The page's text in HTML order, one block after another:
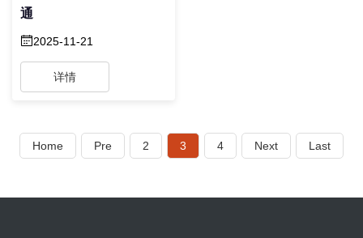
通
2025-11-21
详情
Home Pre 2 3 4 Next Last